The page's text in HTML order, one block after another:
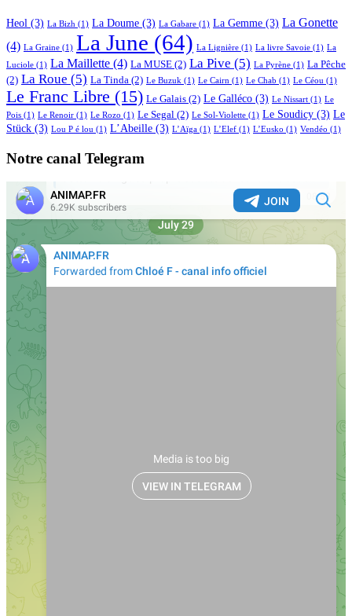
Heol (3) La Bizh (1) La Doume (3) La Gabare (1) La Gemme (3) La Gonette
(4) La Graine (1) La June (64) La Lignière (1) La livre Savoie (1) La
Luciole (1) La Maillette (4) La MUSE (2) La Pive (5) La Pyrène (1) La Pêche
(2) La Roue (5) La Tinda (2) Le Buzuk (1) Le Cairn (1) Le Chab (1) Le Céou (1)
Le Franc Libre (15) Le Galais (2) Le Galléco (3) Le Nissart (1) Le
Pois (1) Le Renoir (1) Le Rozo (1) Le Segal (2) Le Sol-Violette (1) Le Soudicy (3) Le
Stück (3) Lou P é lou (1) L’Abeille (3) L’Aïga (1) L’Elef (1) L’Eusko (1) Vendéo (1)
Notre canal Telegram